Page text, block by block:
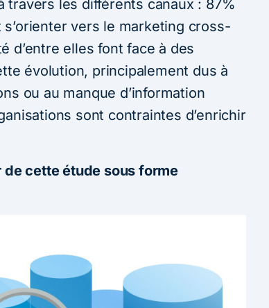
travers les différents canaux : 87%
vers le marketing cross-
d’entre elles font face à des
évolution, principalement dus à
ou au manque d’information
sont contraintes d’enrichir
cette étude sous forme